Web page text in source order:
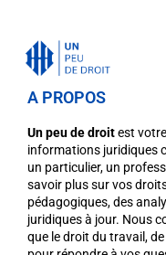
A PROPOS
Un peu de droitest
informations juridiques
un particulier, un
savoir plus sur vos
pédagogiques, des
juridiques à jour. Nous
que le droit du travail,